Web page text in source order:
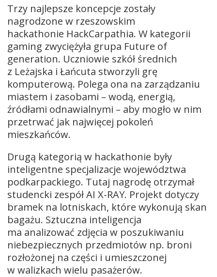
Trzy najlepsze koncepcje zostały
nagrodzone w rzeszowskim
hackathonie HackCarpathia. W kategorii
gaming zwyciężyła grupa Future of
generation. Uczniowie szkół średnich
z Leżajska i Łańcuta stworzyli grę
komputerową. Polega ona na zarządzaniu
miastem i zasobami – wodą, energią,
źródłami odnawialnymi – aby mogło w nim
przetrwać jak najwięcej pokoleń
mieszkańców.
Drugą kategorią w hackathonie były
inteligentne specjalizacje województwa
podkarpackiego. Tutaj nagrodę otrzymał
studencki zespół AI X-RAY. Projekt dotyczy
bramek na lotniskach, które wykonują skan
bagażu. Sztuczna inteligencja
ma analizować zdjęcia w poszukiwaniu
niebezpiecznych przedmiotów np. broni
rozłożonej na części i umieszczonej
w walizkach wielu pasażerów.